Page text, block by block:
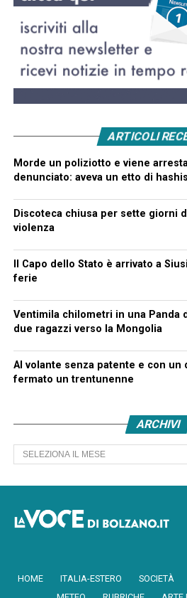
ARTICOLI
Morde un poliziotto e viene
denunciato: aveva un etto di
Discoteca chiusa per sette giorni
violenza
Il Capo dello Stato è arrivato a
ferie
Ventimila chilometri in una Panda
due ragazzi verso la Mongolia
Al volante senza patente e con un
fermato un trentunenne
ARCHIVI
Archivi
HOME ITALIA-ESTERO SOCIETÀ